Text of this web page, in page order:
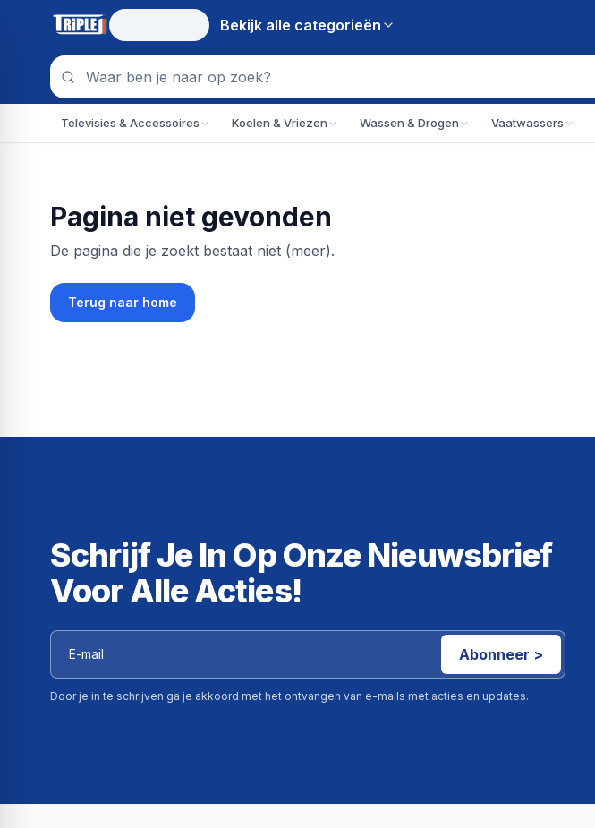
Bekijk alle categorieën
Televisies & Accessoires Koelen & Vriezen Wassen & Drogen Vaatwassers
Pagina niet gevonden
De pagina die je zoekt bestaat niet (meer).
Terug naar home
Schrijf Je In Op Onze Nieuwsbrief
Voor Alle Acties!
Abonneer >
Door je in te schrijven ga je akkoord met het ontvangen van e-mails met acties en updates.